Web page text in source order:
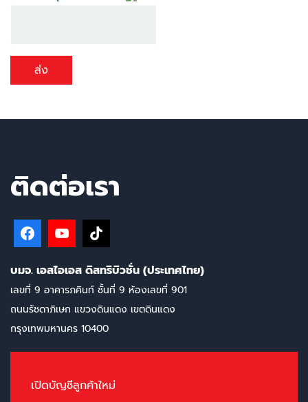
ส่ง
ติดต่อเรา
บมจ. เอสไอเอส ดิสทริบิวชั่น (ประเทศไทย)
เลขที่ 9 อาคารภคินท์ ชั้นที่ 9 ห้องเลขที่ 901
ถนนรัชดาภิเษก แขวงดินแดง เขตดินแดง
กรุงเทพมหานคร 10400
เปิดบัญชีลูกค้าใหม่